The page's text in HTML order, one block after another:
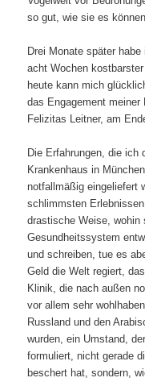
so gut, wie sie es
Drei Monate später
acht Wochen
heute kann mich
das Engagement meiner
Felizitas Leitner, am
Die Erfahrungen, die ich
Krankenhaus in
notfallmäßig eingeliefert
schlimmsten
drastische Weise, wohin
Gesundheitssystem
und schreiben, tue es
Geld die Welt regiert,
Klinik, die nach außen
vor allem sehr
Russland und den
wurden, ein Umstand,
formuliert, nicht gerade
beschert hat, sondern,